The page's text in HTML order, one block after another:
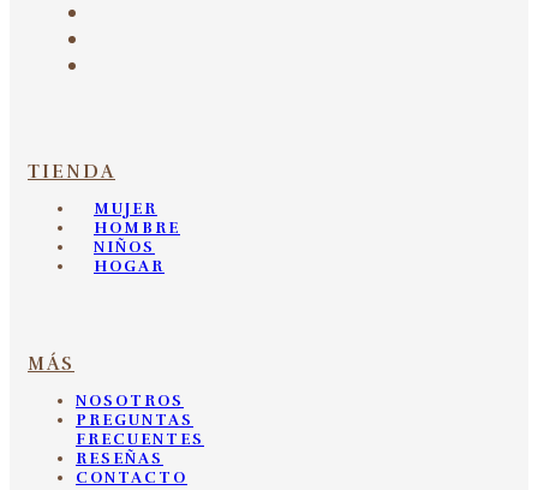
TIENDA
MUJER
HOMBRE
NIÑOS
HOGAR
MÁS
NOSOTROS
PREGUNTAS
FRECUENTES
RESEÑAS
CONTACTO